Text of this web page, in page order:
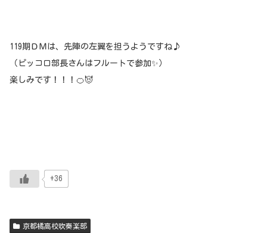
119期ＤＭは、先陣の左翼を担うようですね♪
（ピッコロ部長さんはフルートで参加✨）
楽しみです！！！🍊😈
+36
京都橘高校吹奏楽部